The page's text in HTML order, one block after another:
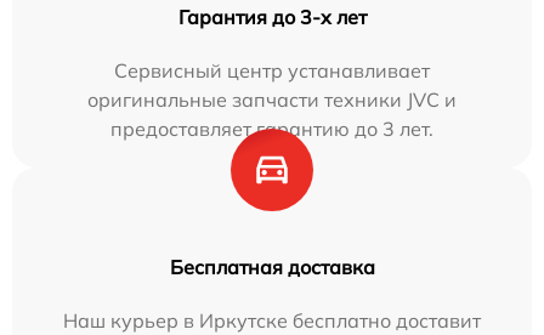
Гарантия до 3-х лет
Сервисный центр устанавливает
оригинальные запчасти техники JVC и
предоставляет гарантию до 3 лет.
Бесплатная доставка
Наш курьер в Иркутске бесплатно доставит